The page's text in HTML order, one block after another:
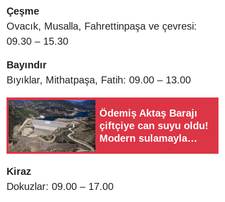
Çeşme
Ovacık, Musalla, Fahrettinpaşa ve çevresi:
09.30 – 15.30
Bayındır
Bıyıklar, Mithatpaşa, Fatih: 09.00 – 13.00
Ödemiş Aktaş Barajı
çiftçiye can suyu oldu!
Modern sulamayla
Kiraz
Dokuzlar: 09.00 – 17.00